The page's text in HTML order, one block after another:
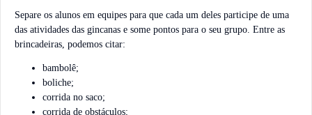
Separe os alunos em equipes para que cada um deles participe de uma
das atividades das gincanas e some pontos para o seu grupo. Entre as
brincadeiras, podemos citar:
bambolê;
boliche;
corrida no saco;
corrida de obstáculos;